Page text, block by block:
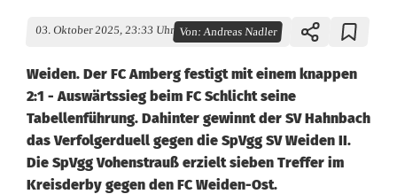
03. Oktober 2025, 23:33 Uhr Von:Andreas Nadler
Weiden. Der FC Amberg festigt mit einem knappen
2:1 - Auswärtssieg beim FC Schlicht seine
Tabellenführung. Dahinter gewinnt der SV Hahnbach
das Verfolgerduell gegen die SpVgg SV Weiden II.
Die SpVgg Vohenstrauß erzielt sieben Treffer im
Kreisderby gegen den FC Weiden-Ost.